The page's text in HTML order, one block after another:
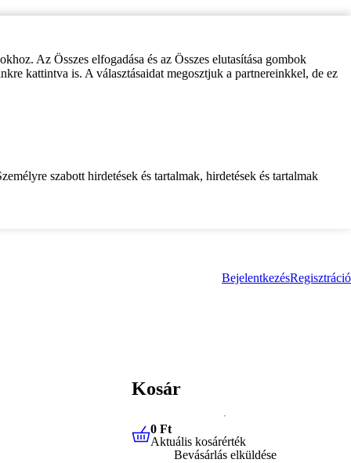
Az Összes elfogadása és az Összes elutasítása gombok
kattintva is. A választásaidat megosztjuk a partnereinkkel, de ez
szabott hirdetések és tartalmak, hirdetések és tartalmak
BejelentkezésRegisztráció
Kosár
0 FtAktuális kosárérték
0 Ft
Aktuális kosárérték
Bevásárlás elküldése